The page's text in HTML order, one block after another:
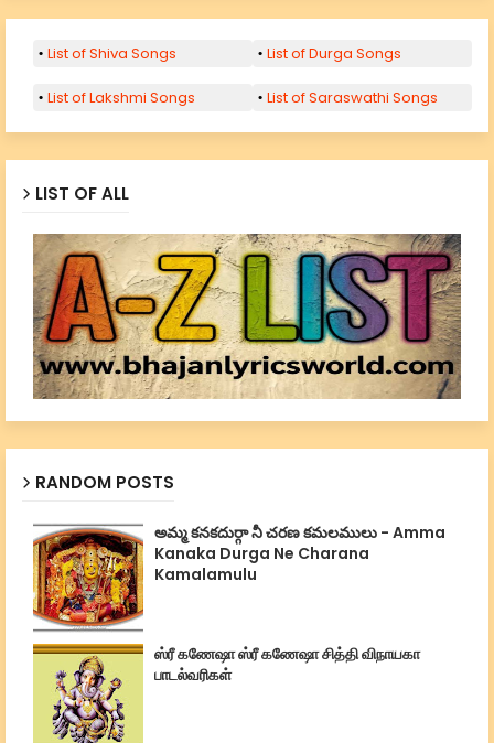
List of Shiva Songs List of Durga Songs
List of Lakshmi Songs List of Saraswathi Songs
LIST OF ALL
RANDOM POSTS
అమ్మ కనకదుర్గా నీ చరణ కమలములు - Amma
Kanaka Durga Ne Charana
Kamalamulu
ஸ்ரீ கணேஷா ஸ்ரீ கணேஷா சித்தி விநாயகா
பாடல்வரிகள்